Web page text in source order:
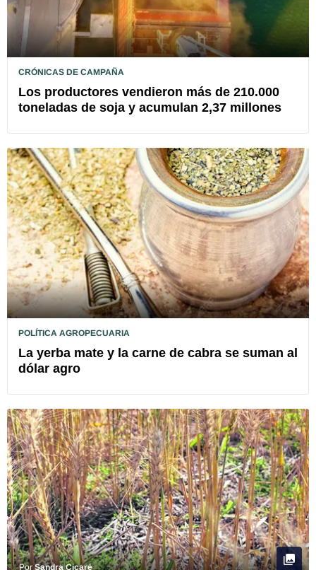
CRÓNICAS DE CAMPAÑA
Los productores vendieron más de 210.000
toneladas de soja y acumulan 2,37 millones
POLÍTICA AGROPECUARIA
La yerba mate y la carne de cabra se suman al
dólar agro
PorSandra Cicaré